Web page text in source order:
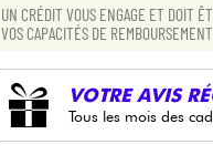
UN CRÉDIT VOUS ENGAGE ET DOIT
VOS CAPACITÉS DE
VOTRE AVIS
Tous les mois des